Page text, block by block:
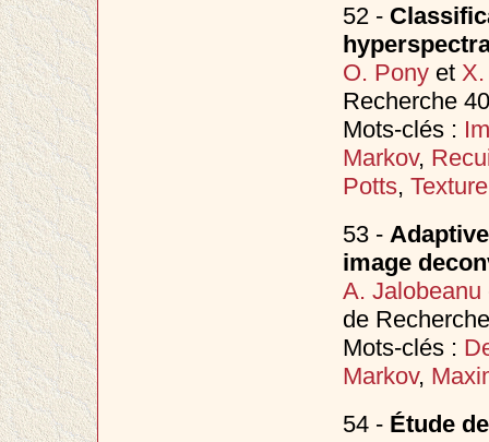
52 -
O. Ponyet
Recherche
Mots-clés :
Markov,
Potts, Texture
53 -
image
A. Jalobeanu
de
Mots-clés :
Markov,
54 - Étude